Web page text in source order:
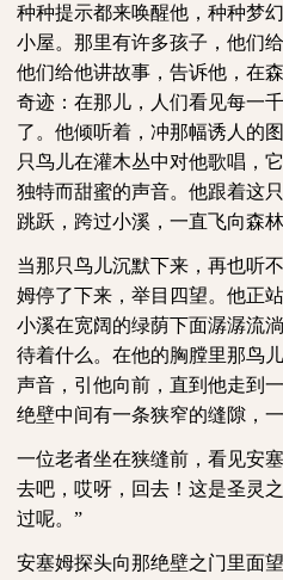
种种提示都来唤醒他，种种梦
小屋。那里有许多孩子，他们
他们给他讲故事，告诉他，在
奇迹：在那儿，人们看见每一
了。他倾听着，冲那幅诱人的
只鸟儿在灌木丛中对他歌唱，
独特而甜蜜的声音。他跟着这
跳跃，跨过小溪，一直飞向森林
当那只鸟儿沉默下来，再也听
姆停了下来，举目四望。他正
小溪在宽阔的绿荫下面潺潺流
待着什么。在他的胸膛里那鸟
声音，引他向前，直到他走到
绝壁中间有一条狭窄的缝隙，
一位老者坐在狭缝前，看见安
去吧，哎呀，回去！这是圣灵
过呢。”
安塞姆探头向那绝壁之门里面